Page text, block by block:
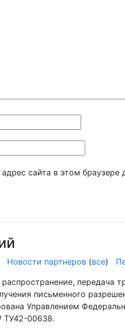
сайта в этом
Новости партнеров (все)
передача
письменного
Управлением
ТУ42-00638.